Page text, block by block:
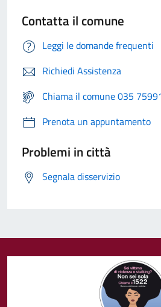
Contatta il comune
Leggi le domande frequenti
Richiedi Assistenza
Chiama il comune 035
Prenota un appuntamento
Problemi in città
Segnala disservizio